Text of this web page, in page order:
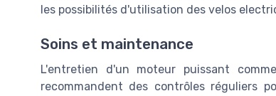
les possibilités d'utilisation des velos
Soins et maintenance
L'entretien d'un moteur puissant
recommandent des contrôles réguliers